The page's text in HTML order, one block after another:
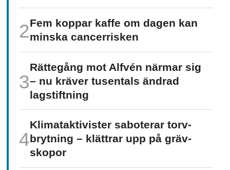
Fem koppar kaffe om dagen kan
minska cancer­risken
Rättegång mot Alfvén närmar sig
– nu kräver tusentals ändrad
lagstiftning
Klimat­aktivister saboterar torv­
brytning – klättrar upp på gräv­
skopor